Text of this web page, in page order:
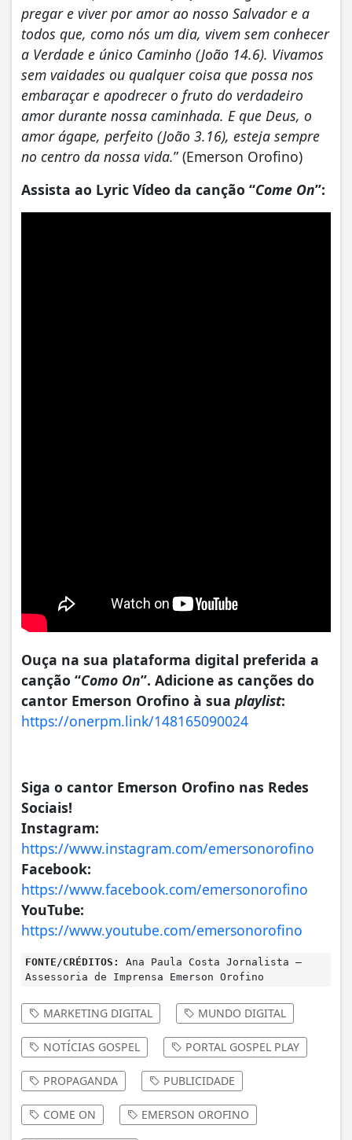
pregar e viver por amor ao nosso Salvador e a
todos que, como nós um dia, vivem sem conhecer
a Verdade e único Caminho (João 14.6). Vivamos
sem vaidades ou qualquer coisa que possa nos
embaraçar e apodrecer o fruto do verdadeiro
amor durante nossa caminhada. E que Deus, o
amor ágape, perfeito (João 3.16), esteja sempre
no centro da nossa vida.” (Emerson Orofino)
Assista ao Lyric Vídeo da canção “Come On”:
Ouça na sua plataforma digital preferida a
canção “Como On”. Adicione as canções do
cantor Emerson Orofino à sua playlist:
https://onerpm.link/148165090024
Siga o cantor Emerson Orofino nas Redes
Sociais!
Instagram:
https://www.instagram.com/emersonorofino
Facebook:
https://www.facebook.com/emersonorofino
YouTube:
https://www.youtube.com/emersonorofino
FONTE/CRÉDITOS:
Ana Paula Costa Jornalista –
Assessoria de Imprensa Emerson Orofino
MARKETING DIGITAL MUNDO DIGITAL
NOTÍCIAS GOSPEL PORTAL GOSPEL PLAY
PROPAGANDA PUBLICIDADE
COME ON EMERSON OROFINO